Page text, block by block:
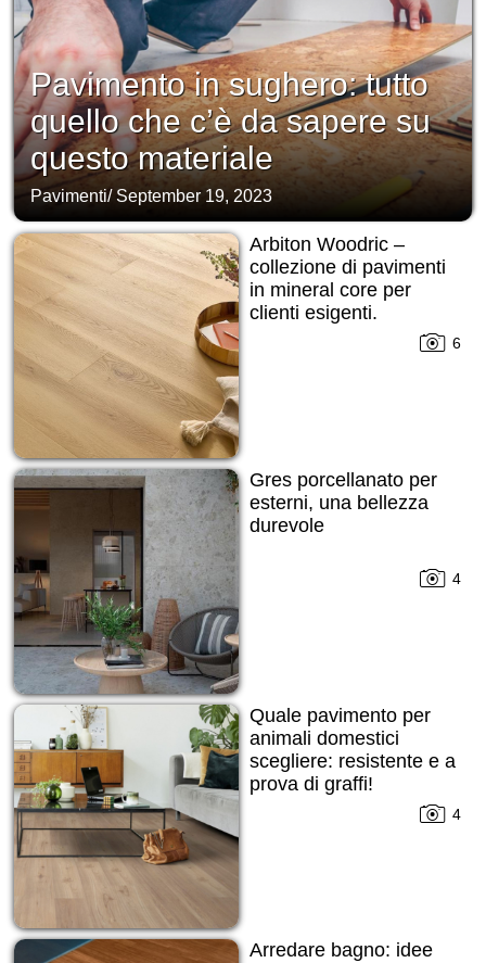
Pavimento in sughero: tutto
quello che c’è da sapere su
questo materiale
Pavimenti/September 19, 2023
Arbiton Woodric –
collezione di pavimenti
in mineral core per
clienti esigenti.
prodotto nell’Unione
6
Gres porcellanato per
esterni, una bellezza
durevole
4
Quale pavimento per
animali domestici
scegliere: resistente e a
prova di graffi!
4
Arredare bagno: idee